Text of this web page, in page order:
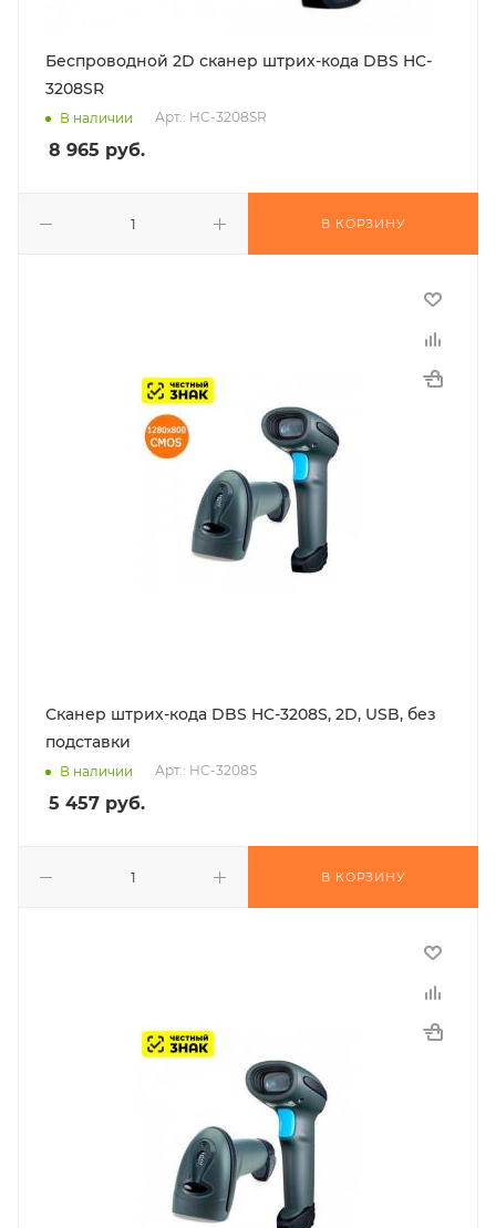
Беспроводной 2D сканер штрих-кода DBS HC-
3208SR
В наличии Арт.: HC-3208SR
8 965 руб.
В КОРЗИНУ
Сканер штрих-кода DBS HC-3208S, 2D, USB, без
подставки
В наличии Арт.: HC-3208S
5 457 руб.
В КОРЗИНУ